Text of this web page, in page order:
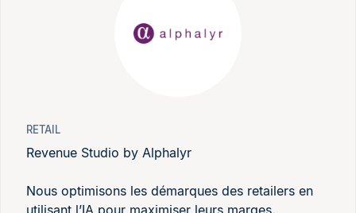
RETAIL
Revenue Studio by Alphalyr
Nous optimisons les démarques des retailers en
utilisant l’IA pour maximiser leurs marges.